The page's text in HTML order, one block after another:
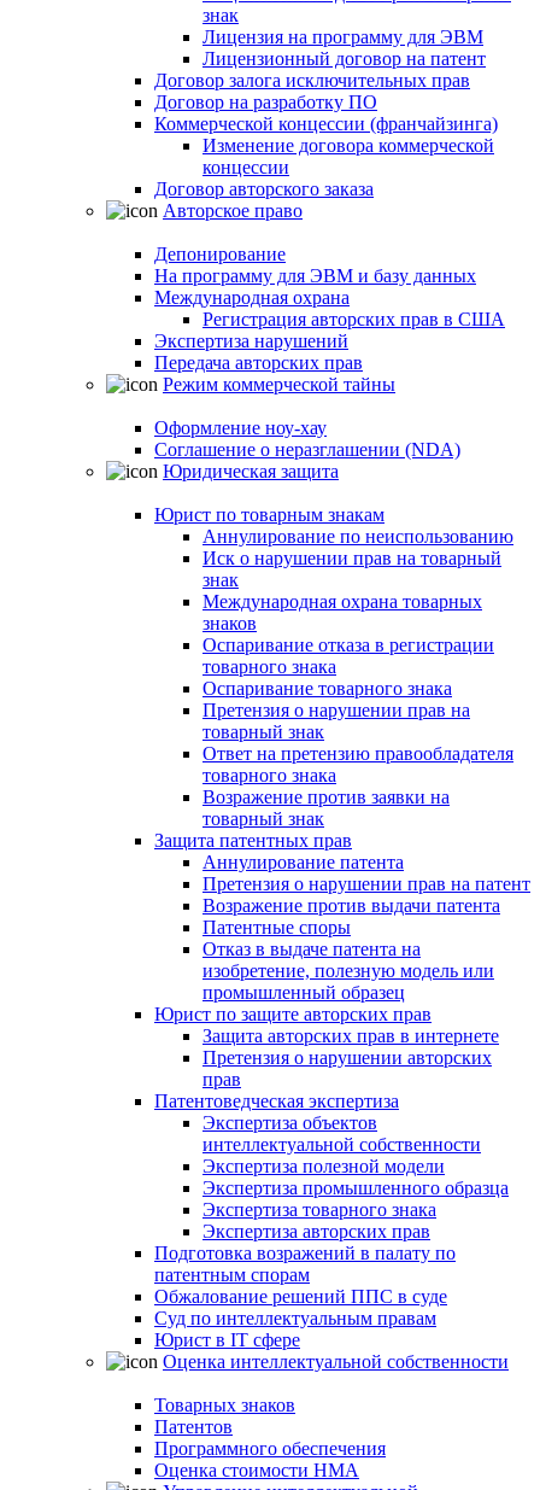
знак
Лицензия на программу для ЭВМ
Лицензионный договор на патент
Договор залога исключительных прав
Договор на разработку ПО
Коммерческой концессии (франчайзинга)
Изменение договора коммерческой
концессии
Договор авторского заказа
Авторское право
Депонирование
На программу для ЭВМ и базу данных
Международная охрана
Регистрация авторских прав в США
Экспертиза нарушений
Передача авторских прав
Режим коммерческой тайны
Оформление ноу-хау
Соглашение о неразглашении (NDA)
Юридическая защита
Юрист по товарным знакам
Аннулирование по неиспользованию
Иск о нарушении прав на товарный
знак
Международная охрана товарных
знаков
Оспаривание отказа в регистрации
товарного знака
Оспаривание товарного знака
Претензия о нарушении прав на
товарный знак
Ответ на претензию правообладателя
товарного знака
Возражение против заявки на
товарный знак
Защита патентных прав
Аннулирование патента
Претензия о нарушении прав на патент
Возражение против выдачи патента
Патентные споры
Отказ в выдаче патента на
изобретение, полезную модель или
промышленный образец
Юрист по защите авторских прав
Защита авторских прав в интернете
Претензия о нарушении авторских
прав
Патентоведческая экспертиза
Экспертиза объектов
интеллектуальной собственности
Экспертиза полезной модели
Экспертиза промышленного образца
Экспертиза товарного знака
Экспертиза авторских прав
Подготовка возражений в палату по
патентным спорам
Обжалование решений ППС в суде
Суд по интеллектуальным правам
Юрист в IT сфере
Оценка интеллектуальной собственности
Товарных знаков
Патентов
Программного обеспечения
Оценка стоимости НМА